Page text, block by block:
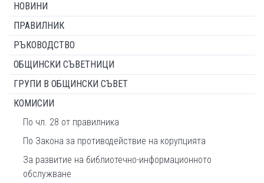
НОВИНИ
ПРАВИЛНИК
РЪКОВОДСТВО
ОБЩИНСКИ СЪВЕТНИЦИ
ГРУПИ В ОБЩИНСКИ СЪВЕТ
КОМИСИИ
По чл. 28 от правилника
По Закона за противодействие на корупцията
За развитие на библиотечно-информационното
обслужване